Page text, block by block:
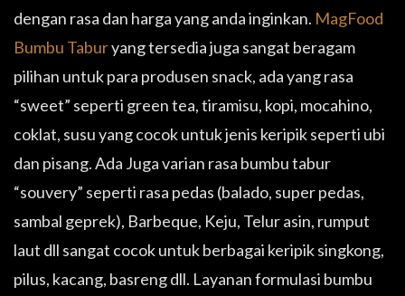
dengan rasa dan harga yang anda inginkan. MagFood
Bumbu Taburyang tersedia juga sangat beragam
pilihan untuk para produsen snack, ada yang rasa
“sweet” seperti green tea, tiramisu, kopi, mocahino,
coklat, susu yang cocok untuk jenis keripik seperti ubi
dan pisang. Ada Juga varian rasa bumbu tabur
“souvery” seperti rasa pedas (balado, super pedas,
sambal geprek), Barbeque, Keju, Telur asin, rumput
laut dll sangat cocok untuk berbagai keripik singkong,
pilus, kacang, basreng dll. Layanan formulasi bumbu